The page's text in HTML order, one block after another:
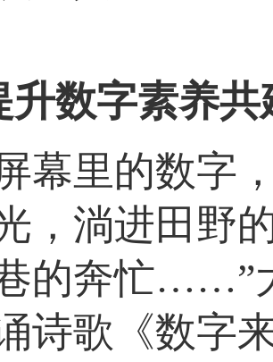
升数字素养
幕里的数字
，淌进田野
的奔忙……”
诗歌《数字